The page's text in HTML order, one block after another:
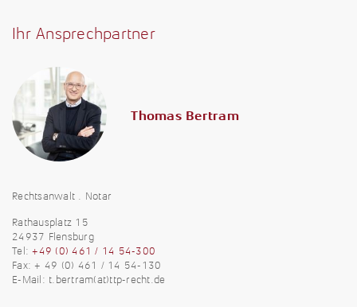
Ihr Ansprechpartner
Thomas Bertram
Rechtsanwalt . Notar
Rathausplatz 15
24937 Flensburg
Tel:+49 (0) 461 / 14 54-300
Fax: + 49 (0) 461 / 14 54-130
E-Mail: t.bertram(at)ttp-recht.de